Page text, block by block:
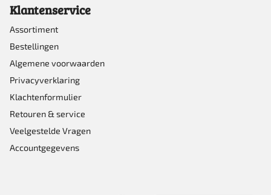
Klantenservice
Assortiment
Bestellingen
Algemene voorwaarden
Privacyverklaring
Klachtenformulier
Retouren & service
Veelgestelde Vragen
Accountgegevens